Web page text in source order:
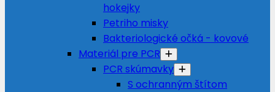
hokejky
Petriho misky
Bakteriologické očká - kovové
Materiál pre PCR
PCR skúmavky
S ochranným štítom